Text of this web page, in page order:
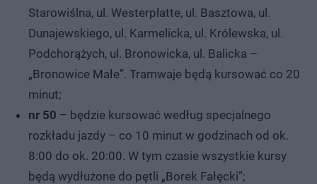
Starowiślna, ul. Westerplatte, ul. Basztowa, ul.
Dunajewskiego, ul. Karmelicka, ul. Królewska, ul.
Podchorążych, ul. Bronowicka, ul. Balicka –
„Bronowice Małe”. Tramwaje będą kursować co 20
minut;
nr 50 – będzie kursować według specjalnego
rozkładu jazdy – co 10 minut w godzinach od ok.
8:00 do ok. 20:00. W tym czasie wszystkie kursy
będą wydłużone do pętli „Borek Fałęcki”;